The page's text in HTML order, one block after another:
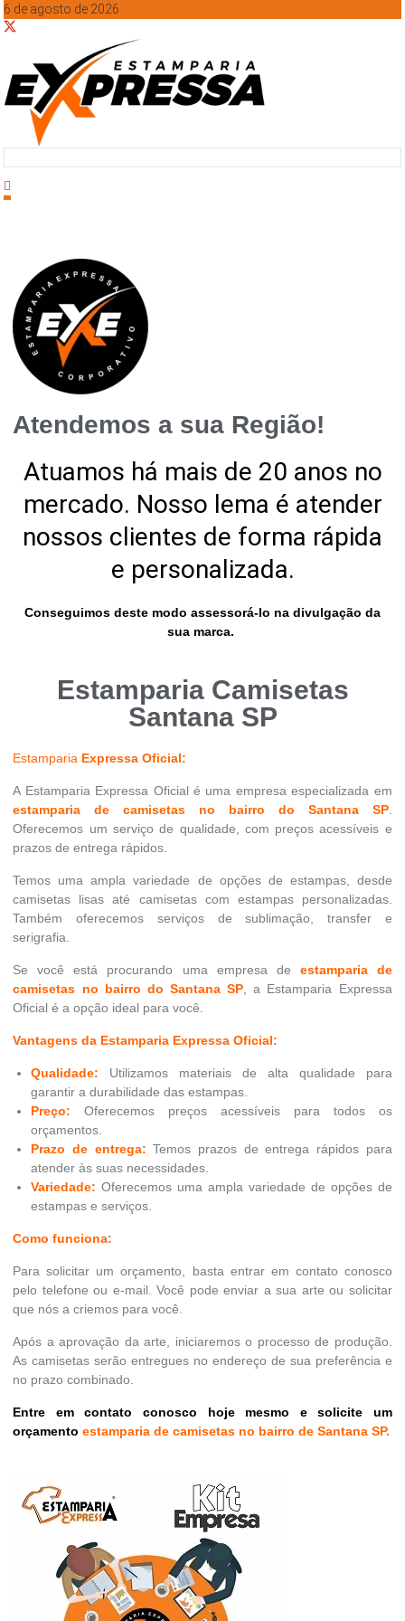
6 de agosto de 2026
Atendemos a sua Região!
Atuamos há mais de 20 anos no
mercado. Nosso lema é atender
nossos clientes de forma rápida
e personalizada.
Conseguimos deste modo assessorá-lo na divulgação da
sua marca.
Estamparia Camisetas
Santana SP
Estamparia Expressa Oficial:
A Estamparia Expressa Oficial é uma empresa especializada em
estamparia de camisetas no bairro do Santana SP.
Oferecemos um serviço de qualidade, com preços acessíveis e
prazos de entrega rápidos.
Temos uma ampla variedade de opções de estampas, desde
camisetas lisas até camisetas com estampas personalizadas.
Também oferecemos serviços de sublimação, transfer e
serigrafia.
Se você está procurando uma empresa de estamparia de
camisetas no bairro do Santana SP , a Estamparia Expressa
Oficial é a opção ideal para você.
Vantagens da Estamparia Expressa Oficial:
Qualidade: Utilizamos materiais de alta qualidade para
garantir a durabilidade das estampas.
Preço: Oferecemos preços acessíveis para todos os
orçamentos.
Prazo de entrega: Temos prazos de entrega rápidos para
atender às suas necessidades.
Variedade: Oferecemos uma ampla variedade de opções de
estampas e serviços.
Como funciona:
Para solicitar um orçamento, basta entrar em contato conosco
pelo telefone ou e-mail. Você pode enviar a sua arte ou solicitar
que nós a criemos para você.
Após a aprovação da arte, iniciaremos o processo de produção.
As camisetas serão entregues no endereço de sua preferência e
no prazo combinado.
Entre em contato conosco hoje mesmo e solicite um
orçamento estamparia de camisetas no bairro de Santana SP.